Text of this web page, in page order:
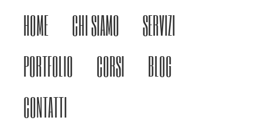
HOME CHI SIAMO
SERVIZI
PORTFOLIO
CORSI
BLOG
CONTATTI